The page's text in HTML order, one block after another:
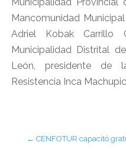
Mancomunidad
Adriel Kobak
Municipalidad Distrital
León, presidente de
Resistencia Inca
← CENFOTUR capacitó